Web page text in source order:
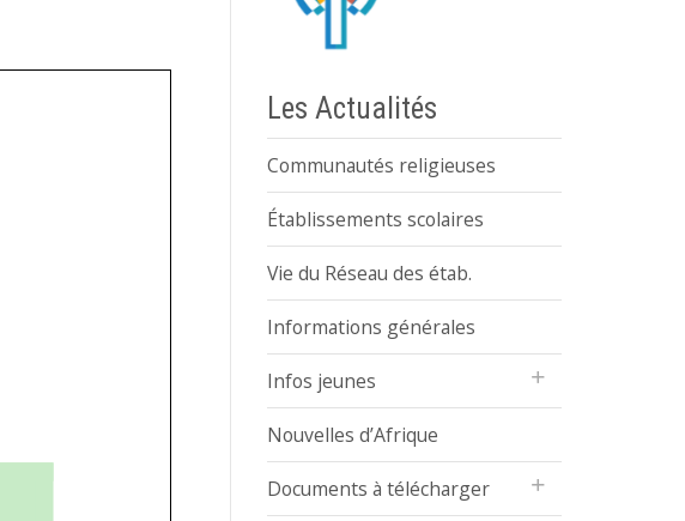
Les Actualités
Communautés religieuses
Établissements scolaires
Vie du Réseau des étab.
Informations générales
Infos jeunes
Nouvelles d’Afrique
Documents à télécharger